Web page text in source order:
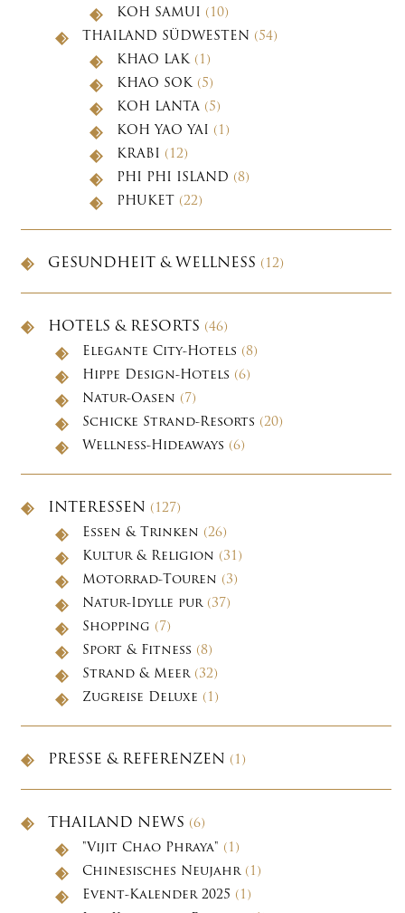
KOH SAMUI (10)
THAILAND SÜDWESTEN (54)
KHAO LAK(1)
KHAO SOK(5)
KOH LANTA (5)
KOH YAO YAI (1)
KRABI (12)
PHI PHI ISLAND (8)
PHUKET (22)
GESUNDHEIT & WELLNESS (12)
HOTELS & RESORTS (46)
Elegante City-Hotels (8)
Hippe Design-Hotels (6)
Natur-Oasen (7)
Schicke Strand-Resorts (20)
Wellness-Hideaways (6)
INTERESSEN (127)
Essen & Trinken (26)
Kultur & Religion (31)
Motorrad-Touren (3)
Natur-Idylle pur(37)
Shopping (7)
Sport & Fitness (8)
Strand & Meer(32)
Zugreise Deluxe (1)
PRESSE & REFERENZEN (1)
THAILAND NEWS (6)
"Vijit Chao Phraya" (1)
Chinesisches Neujahr(1)
Event-Kalender 2025 (1)